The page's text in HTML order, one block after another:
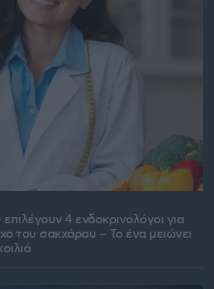
4 ενδοκρινολόγοι για
του σακχάρου – Το ένα μειώνει